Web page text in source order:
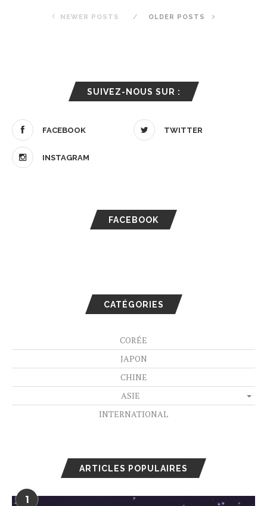
NEWER POSTS OLDER POSTS
SUIVEZ-NOUS SUR :
FACEBOOK TWITTER
INSTAGRAM
FACEBOOK
CATÉGORIES
CORÉE
JAPON
CHINE
ASIE
INTERNATIONAL
ARTICLES POPULAIRES
1